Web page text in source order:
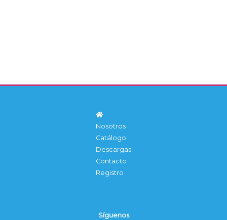
Nosotros
Catálogo
Descargas
Contacto
Registro
Síguenos